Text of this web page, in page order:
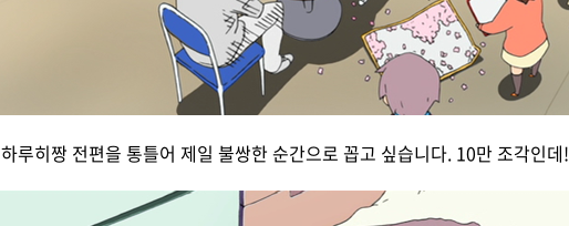
하루히짱 전편을 통틀어 제일 불쌍한 순간으로 꼽고 싶습니다. 10만 조각인데!